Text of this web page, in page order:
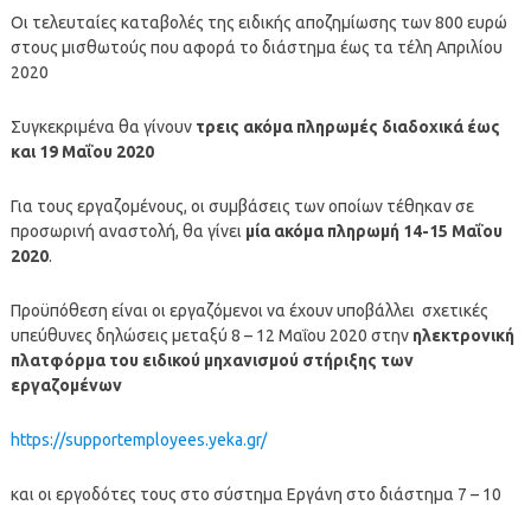
Οι τελευταίες καταβολές της ειδικής αποζημίωσης των 800 ευρώ
στους μισθωτούς που αφορά το διάστημα έως τα τέλη Απριλίου
2020
Συγκεκριμένα θα γίνουν τρεις ακόμα πληρωμές διαδοχικά έως
και 19 Μαΐου 2020
Για τους εργαζομένους, οι συμβάσεις των οποίων τέθηκαν σε
προσωρινή αναστολή, θα γίνει μία ακόμα πληρωμή 14-15 Μαΐου
2020.
Προϋπόθεση είναι οι εργαζόμενοι να έχουν υποβάλλει σχετικές
υπεύθυνες δηλώσεις μεταξύ 8 – 12 Μαΐου 2020 στην ηλεκτρονική
πλατφόρμα του ειδικού μηχανισμού στήριξης των
εργαζομένων
https://supportemployees.yeka.gr/
και οι εργοδότες τους στο σύστημα Εργάνη στο διάστημα 7 – 10